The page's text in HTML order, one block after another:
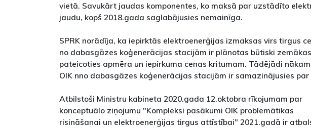
vietā. Savukārt jaudas komponentes, ko maksā par uzstādīto
jaudu, kopš 2018.gada saglabājusies nemainīga.
SPRK norādīja, ka iepirktās elektroenerģijas izmaksas virs tirgus
no dabasgāzes koģenerācijas stacijām ir plānotas būtiski
pateicoties apmēra un iepirkuma cenas kritumam. Tādējādi
OIK nno dabasgāzes koģenerācijas stacijām ir samazinājusies par
Atbilstoši Ministru kabineta 2020.gada 12.oktobra rīkojumam par
konceptuālo ziņojumu "Kompleksi pasākumi OIK problemātikas
risināšanai un elektroenerģijas tirgus attīstībai" 2021.gadā ir